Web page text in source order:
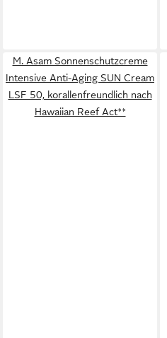
M. Asam Sonnenschutzcreme
Intensive Anti-Aging SUN Cream
LSF 50, korallenfreundlich nach
Hawaiian Reef Act**